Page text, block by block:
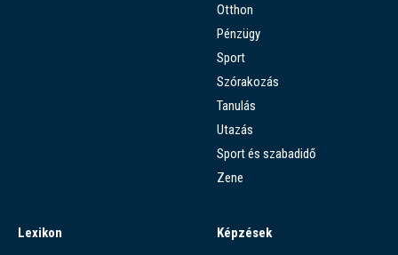
Otthon
Pénzügy
Sport
Szórakozás
Tanulás
Utazás
Sport és szabadidő
Zene
Lexikon
Képzések